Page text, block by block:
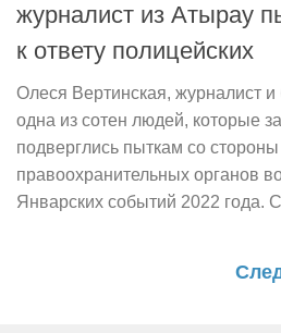
журналист из Атырау
к ответу полицейских
Олеся Вертинская, журналист
одна из сотен людей, которые
подверглись пыткам со стороны
правоохранительных органов
Январских событий 2022 года.